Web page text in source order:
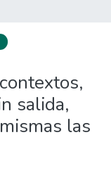
salida,
las